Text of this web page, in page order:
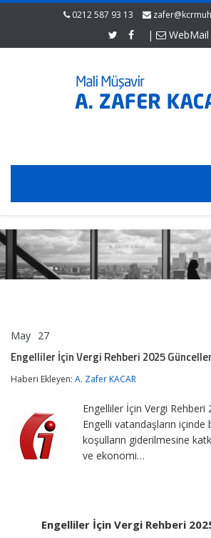
0212 587 93 13
| WebMail
May 27
Vergi
2025
Engelliler İçin Vergi Rehberi 2025
Haberi Ekleyen: A. Zafer KACAR
Engelliler İçin Vergi Rehberi
Engelli vatandaşların
koşulların giderilmesine
ve ekonomi…
Engelliler İçin Vergi Rehberi